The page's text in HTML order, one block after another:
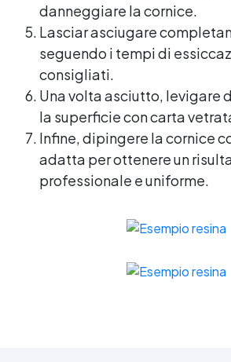
danneggiare la cornice.
Lasciar asciugare
seguendo i tempi di
consigliati.
Una volta asciutto, levigare
la superficie con carta
Infine, dipingere la cornice
adatta per ottenere un
professionale e uniforme.